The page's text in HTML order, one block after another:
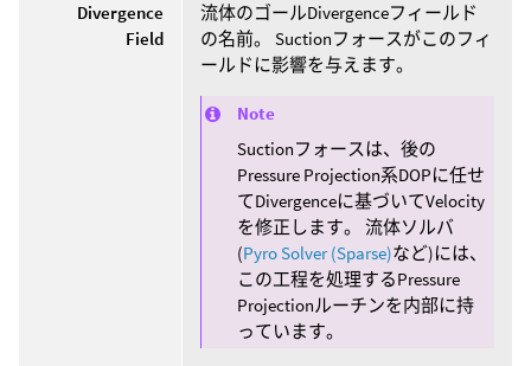
Divergence
Field
流体のゴールDivergenceフィールド
の名前。 Suctionフォースがこのフィ
ールドに影響を与えます。
Note
Suctionフォースは、後の
Pressure Projection系DOPに任せ
てDivergenceに基づいてVelocity
を修正します。 流体ソルバ
(Pyro Solver (Sparse)など)には、
この工程を処理するPressure
Projectionルーチンを内部に持
っています。